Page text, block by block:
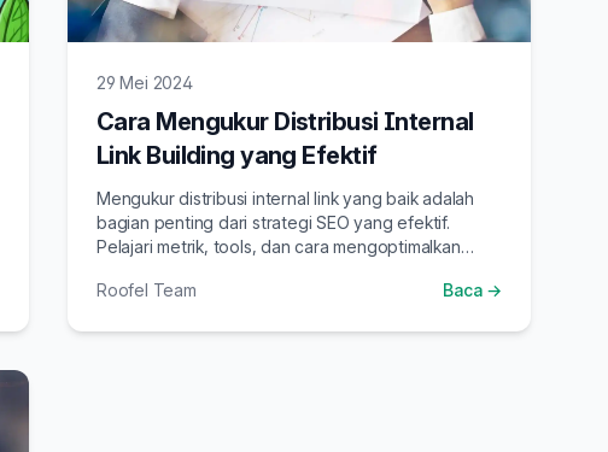
29 Mei 2024
Cara Mengukur Distribusi Internal
Link Building yang Efektif
Mengukur distribusi internal link yang baik adalah
bagian penting dari strategi SEO yang efektif.
Pelajari metrik, tools, dan cara mengoptimalkan
Roofel Team
Baca →